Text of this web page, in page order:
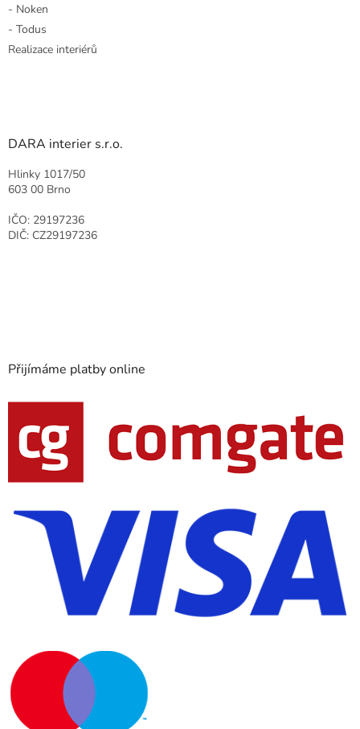
- Noken
- Todus
Realizace interiérů
DARA interier s.r.o.
Hlinky 1017/50
603 00 Brno
IČO: 29197236
DIČ: CZ29197236
Přijímáme platby online